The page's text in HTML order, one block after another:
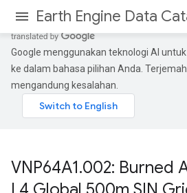
Earth Engine Data
Google menggunakan teknologi AI
ke dalam bahasa pilihan Anda.
mengandung kesalahan.
VNP64A1.002: Burned